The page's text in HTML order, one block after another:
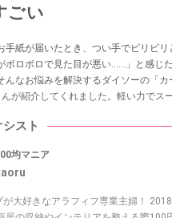
ごい
手紙が届いたとき、つい手でビリビ
ボロボロで見た目が悪い……」と感じ
んなお悩みを解決するダイソーの「カ
が紹介してくれました。軽い力でス
開封にお困りの方は必見です。
スト
均マニア
なアラフィフ専業主婦！ 2018年に念願のマイホーム